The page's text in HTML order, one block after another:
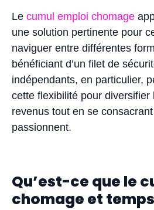
Le cumul emploi chomage
une solution pertinente pour
naviguer entre différentes
bénéficiant d’un filet de
indépendants, en particulier,
cette flexibilité pour diversifier
revenus tout en se
passionnent.
Qu’est-ce que le
chomage et